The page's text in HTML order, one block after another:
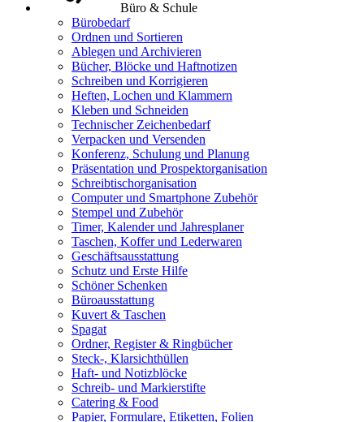
Büro & Schule
Bürobedarf
Ordnen und Sortieren
Ablegen und Archivieren
Bücher, Blöcke und Haftnotizen
Schreiben und Korrigieren
Heften, Lochen und Klammern
Kleben und Schneiden
Technischer Zeichenbedarf
Verpacken und Versenden
Konferenz, Schulung und Planung
Präsentation und Prospektorganisation
Schreibtischorganisation
Computer und Smartphone Zubehör
Stempel und Zubehör
Timer, Kalender und Jahresplaner
Taschen, Koffer und Lederwaren
Geschäftsausstattung
Schutz und Erste Hilfe
Schöner Schenken
Büroausstattung
Kuvert & Taschen
Spagat
Ordner, Register & Ringbücher
Steck-, Klarsichthüllen
Haft- und Notizblöcke
Schreib- und Markierstifte
Catering & Food
Papier, Formulare, Etiketten, Folien